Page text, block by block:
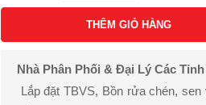
THÊM GIỎ HÀNG
Nhà Phân Phối & Đại Lý Các
Lắp đặt TBVS, Bồn rửa chén,